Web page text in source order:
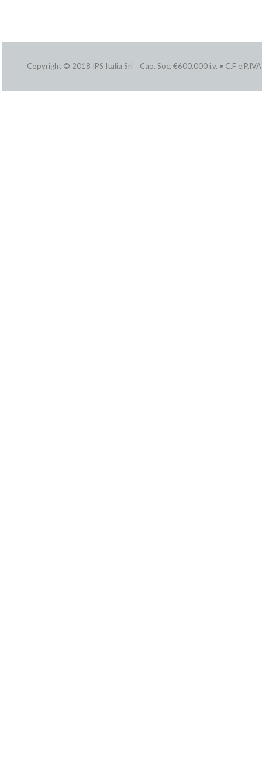
Copyright © 2018 IPS Italia Srl Cap. Soc. €600.000 i.v. • C.F e